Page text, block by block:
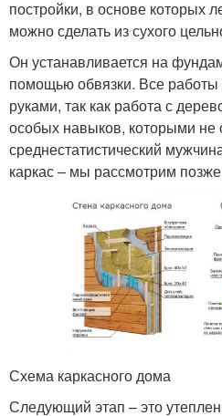
постройки, в основе которых
можно сделать из сухого
Он устанавливается на
помощью обвязки. Все
руками, так как работа с
особых навыков, которыми не
среднестатистический
каркас – мы рассмотрим
Схема каркасного дома
Следующий этап – это